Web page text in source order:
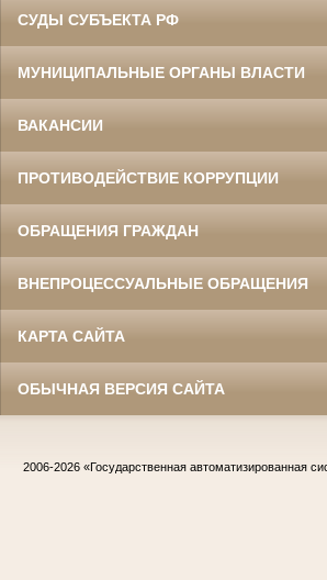
СУДЫ СУБЪЕКТА РФ
МУНИЦИПАЛЬНЫЕ ОРГАНЫ ВЛАСТИ
ВАКАНСИИ
ПРОТИВОДЕЙСТВИЕ КОРРУПЦИИ
ОБРАЩЕНИЯ ГРАЖДАН
ВНЕПРОЦЕССУАЛЬНЫЕ ОБРАЩЕНИЯ
КАРТА САЙТА
ОБЫЧНАЯ ВЕРСИЯ САЙТА
2006-2026 «Государственная автоматизированная